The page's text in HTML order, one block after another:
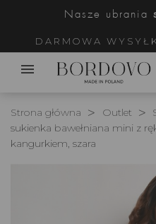
Nasze ubrania
DARMOWA
Strona główna Outlet
sukienka bawełniana mini z
kangurkiem, szara